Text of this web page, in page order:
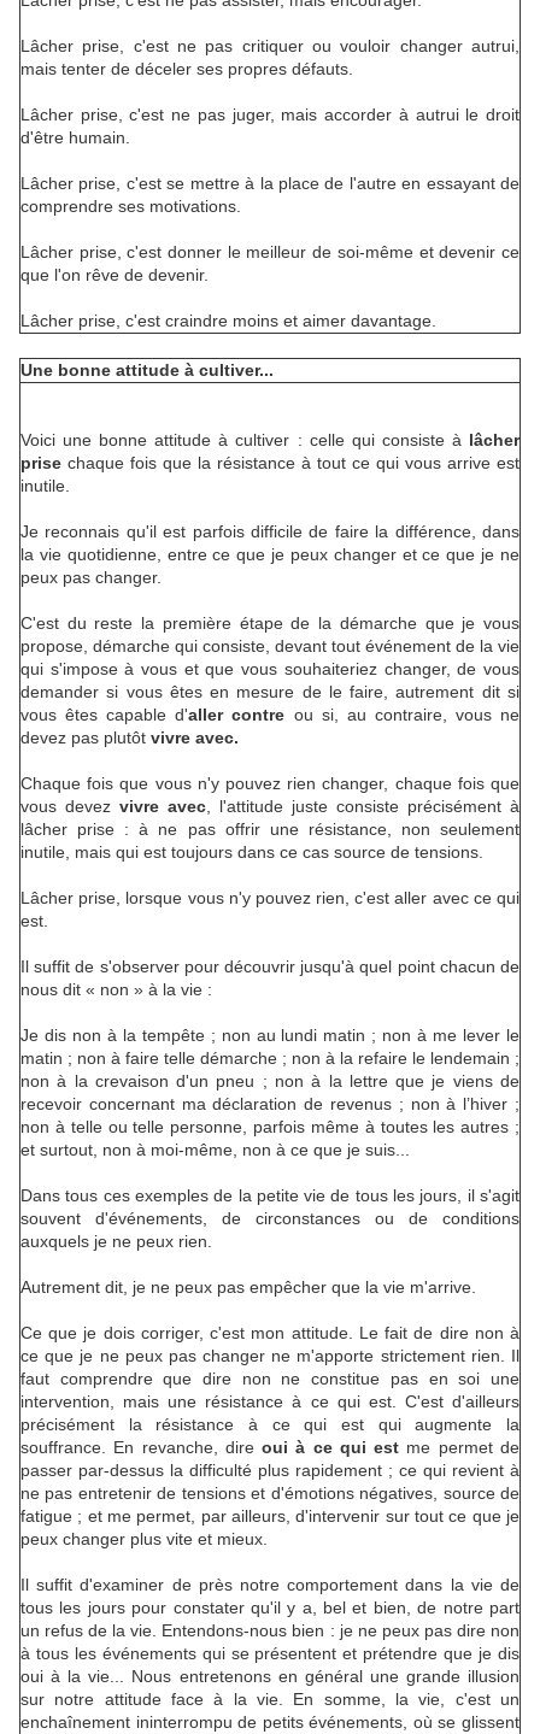
Lâcher prise, c'est ne pas critiquer ou vouloir changer autrui,
mais tenter de déceler ses propres défauts.
Lâcher prise, c'est ne pas juger, mais accorder à autrui le droit
d'être humain.
Lâcher prise, c'est se mettre à la place de l'autre en essayant de
comprendre ses motivations.
Lâcher prise, c'est donner le meilleur de soi-même et devenir ce
que l'on rêve de devenir.
Lâcher prise, c'est craindre moins et aimer davantage.
Une bonne attitude à cultiver...
Voici une bonne attitude à cultiver : celle qui consiste à lâcher
prise chaque fois que la résistance à tout ce qui vous arrive est
inutile.
Je reconnais qu'il est parfois difficile de faire la différence, dans
la vie quotidienne, entre ce que je peux changer et ce que je ne
peux pas changer.
C'est du reste la première étape de la démarche que je vous
propose, démarche qui consiste, devant tout événement de la vie
qui s'impose à vous et que vous souhaiteriez changer, de vous
demander si vous êtes en mesure de le faire, autrement dit si
vous êtes capable d'aller contre ou si, au contraire, vous ne
devez pas plutôt vivre avec.
Chaque fois que vous n'y pouvez rien changer, chaque fois que
vous devez vivre avec , l'attitude juste consiste précisément à
lâcher prise : à ne pas offrir une résistance, non seulement
inutile, mais qui est toujours dans ce cas source de tensions.
Lâcher prise, lorsque vous n'y pouvez rien, c'est aller avec ce qui
est.
Il suffit de s'observer pour découvrir jusqu'à quel point chacun de
nous dit « non » à la vie :
Je dis non à la tempête ; non au lundi matin ; non à me lever le
matin ; non à faire telle démarche ; non à la refaire le lendemain ;
non à la crevaison d'un pneu ; non à la lettre que je viens de
recevoir concernant ma déclaration de revenus ; non à l’hiver ;
non à telle ou telle personne, parfois même à toutes les autres ;
et surtout, non à moi-même, non à ce que je suis...
Dans tous ces exemples de la petite vie de tous les jours, il s'agit
souvent d'événements, de circonstances ou de conditions
auxquels je ne peux rien.
Autrement dit, je ne peux pas empêcher que la vie m'arrive.
Ce que je dois corriger, c'est mon attitude. Le fait de dire non à
ce que je ne peux pas changer ne m'apporte strictement rien. Il
faut comprendre que dire non ne constitue pas en soi une
intervention, mais une résistance à ce qui est. C'est d'ailleurs
précisément la résistance à ce qui est qui augmente la
souffrance. En revanche, direoui à ce qui est me permet de
passer par-dessus la difficulté plus rapidement ; ce qui revient à
ne pas entretenir de tensions et d'émotions négatives, source de
fatigue ; et me permet, par ailleurs, d'intervenir sur tout ce que je
peux changer plus vite et mieux.
Il suffit d'examiner de près notre comportement dans la vie de
tous les jours pour constater qu'il y a, bel et bien, de notre part
un refus de la vie. Entendons-nous bien : je ne peux pas dire non
à tous les événements qui se présentent et prétendre que je dis
oui à la vie... Nous entretenons en général une grande illusion
sur notre attitude face à la vie. En somme, la vie, c'est un
enchaînement ininterrompu de petits événements, où se glissent